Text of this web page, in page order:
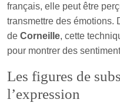
français, elle peut être
transmettre des
de Corneille, cette
pour montrer des
Les figures de
l’expression